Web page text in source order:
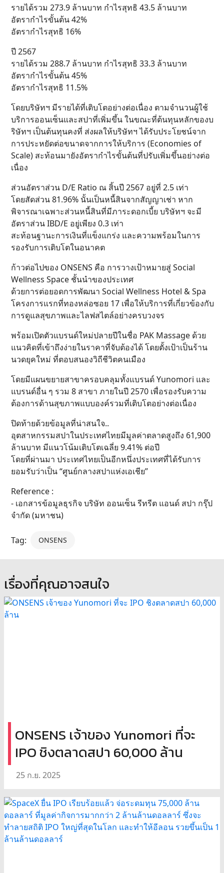
รายได้รวม 273.9 ล้านบาท กำไรสุทธิ 43.5 ล้านบาท
อัตรากำไรขั้นต้น 42%
อัตรากำไรสุทธิ 16%
ปี 2567
รายได้รวม 288.7 ล้านบาท กำไรสุทธิ 33.3 ล้านบาท
อัตรากำไรขั้นต้น 45%
อัตรากำไรสุทธิ 11.5%
โดยบริษัทฯ มีรายได้ที่เติบโตอย่างต่อเนื่อง ตามจำนวนผู้ใช้
บริการออนเซ็นและสปาที่เพิ่มขึ้น ในขณะที่ต้นทุนหลักของบ
ริษัทฯ เป็นต้นทุนคงที่ ส่งผลให้บริษัทฯ ได้รับประโยชน์จาก
การประหยัดต่อขนาดจากการให้บริการ (Economies of
Scale) สะท้อนมายังอัตรากำไรขั้นต้นที่ปรับเพิ่มขึ้นอย่างต่อ
เนื่อง
ส่วนอัตราส่วน D/E Ratio ณ สิ้นปี 2567 อยู่ที่ 2.5 เท่า
โดยสัดส่วน 81.96% นั้นเป็นหนี้สินจากสัญญาเช่า หาก
พิจารณาเฉพาะส่วนหนี้สินที่มีภาระดอกเบี้ย บริษัทฯ จะมี
อัตราส่วน IBD/E อยู่เพียง 0.3 เท่า
สะท้อนฐานะการเงินที่แข็งแกร่ง และความพร้อมในการ
รองรับการเติบโตในอนาคต
ก้าวต่อไปของ ONSENS คือ การวางเป้าหมายสู่ Social
Wellness Space ชั้นนำของประเทศ
ด้วยการต่อยอดการพัฒนา Social Wellness Hotel & Spa
โครงการแรกที่ทองหล่อซอย 17 เพื่อให้บริการที่เกี่ยวข้องกับ
การดูแลสุขภาพและไลฟสไตล์อย่างครบวงจร
พร้อมเปิดตัวแบรนด์ใหม่ปลายปีในชื่อ PAK Massage ด้วย
แนวคิดที่เข้าถึงง่ายในราคาที่จับต้องได้ โดยตั้งเป้าเป็นร้าน
นวดยุคใหม่ ที่ตอบสนองวิถีชีวิตคนเมือง
โดยมีแผนขยายสาขาครอบคลุมทั้งแบรนด์ Yunomori และ
แบรนด์อื่น ๆ รวม 8 สาขา ภายในปี 2570 เพื่อรองรับความ
ต้องการด้านสุขภาพแบบองค์รวมที่เติบโตอย่างต่อเนื่อง
ปิดท้ายด้วยข้อมูลที่น่าสนใจ..
อุตสาหกรรมสปาในประเทศไทยมีมูลค่าตลาดสูงถึง 61,900
ล้านบาท มีแนวโน้มเติบโตเฉลี่ย 9.41% ต่อปี
โดยที่ผ่านมา ประเทศไทยเป็นอีกหนึ่งประเทศที่ได้รับการ
ยอมรับว่าเป็น “ศูนย์กลางสปาแห่งเอเชีย”
Reference :
- เอกสารข้อมูลธุรกิจ บริษัท ออนเซ็น รีทรีต แอนด์ สปา กรุ๊ป
จำกัด (มหาชน)
Tag: ONSENS
เรื่องที่คุณอาจสนใจ
ONSENS เจ้าของ Yunomori ที่จะ
IPO ชิงตลาดสปา 60,000 ล้าน
25 ก.ย. 2025